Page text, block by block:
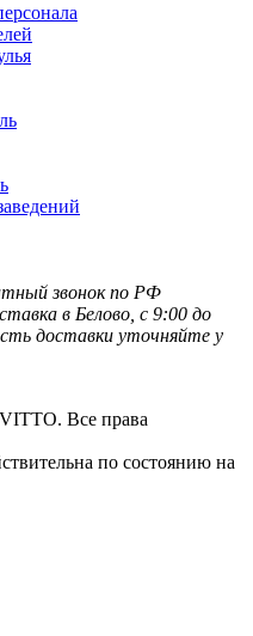
звонок по РФ
в Белово, с 9:00 до
доставки уточняйте у
Все права
по состоянию на